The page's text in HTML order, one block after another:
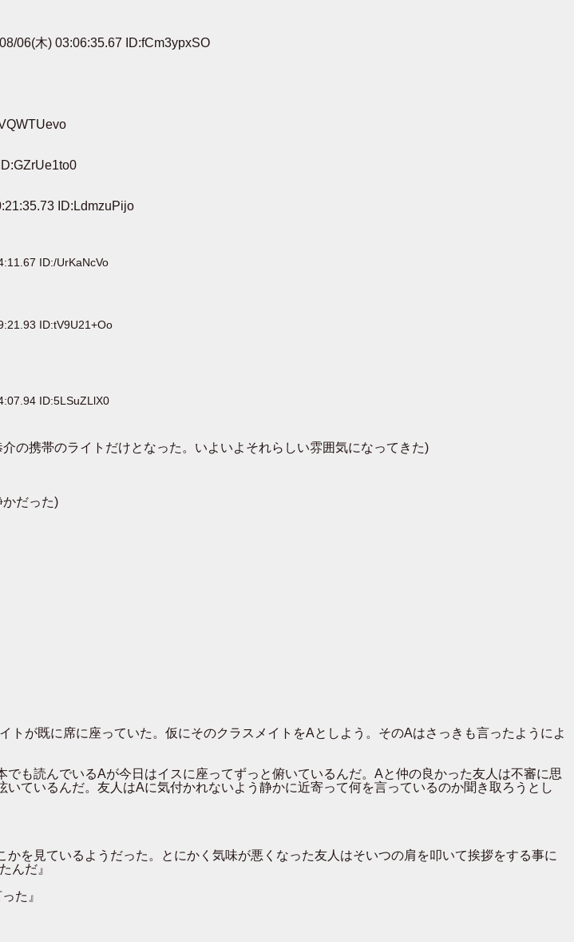
06(木) 03:06:35.67 ID:fCm3ypxSO
ID:LdmzuPijo
ID:/UrKaNcVo
ID:tV9U21+Oo
ID:5LSuZLlX0
の携帯のライトだけとなった。いよいよそれらしい雰囲気になってきた)
だった)
が既に席に座っていた。仮にそのクラスメイトをAとしよう。そのAはさっきも言ったようによ
も読んでいるAが今日はイスに座ってずっと俯いているんだ。Aと仲の良かった友人は不審に思
ているんだ。友人はAに気付かれないよう静かに近寄って何を言っているのか聞き取ろうとし
を見ているようだった。とにかく気味が悪くなった友人はそいつの肩を叩いて挨拶をする事に
んだ』
た』